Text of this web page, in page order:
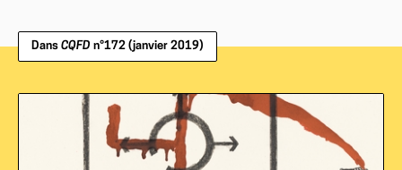
Dans CQFD n°172 (janvier 2019)